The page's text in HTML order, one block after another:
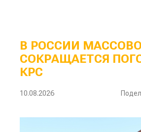
В РОССИИ МАССОВО
СОКРАЩАЕТСЯ
КРС
10.08.2026